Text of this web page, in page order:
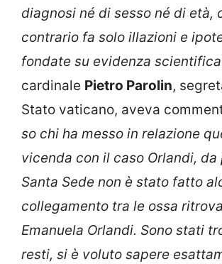
diagnosi né di sesso né di età,
contrario fa solo illazioni e
fondate su evidenza
cardinale Pietro Parolin,
Stato vaticano, aveva
so chi ha messo in relazione
vicenda con il caso Orlandi,
Santa Sede non è stato fatto
collegamento tra le ossa
Emanuela Orlandi. Sono stati
resti, si è voluto sapere